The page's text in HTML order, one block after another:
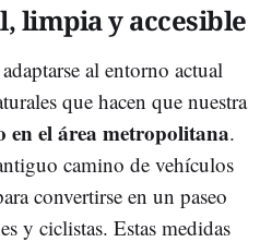
limpia y accesible
al entorno actual
que hacen que nuestra
en el área metropolitana.
camino de vehículos
convertirse en un paseo
y ciclistas. Estas medidas